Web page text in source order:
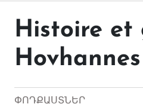
Histoire et
ՓՈԴՔԱՍՏՆԵՐ